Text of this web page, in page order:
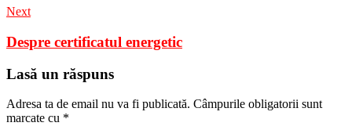
Next
Despre certificatul energetic
Lasă un răspuns
Adresa ta de email nu va fi publicată. Câmpurile obligatorii sunt
marcate cu *